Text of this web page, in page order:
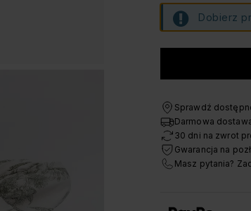
Dobierz
Sprawdź
Darmowa
30 dni na zwrot
Gwarancja na
Masz pytania?